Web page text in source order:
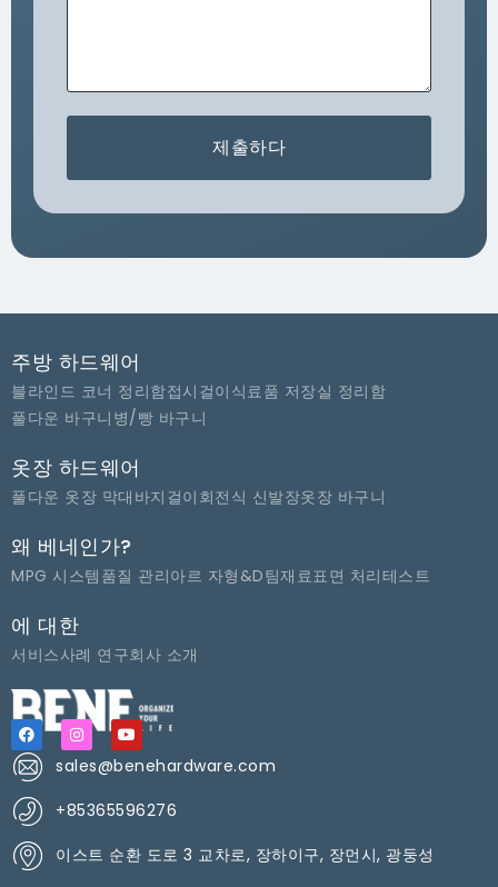
제출하다
주방 하드웨어
블라인드 코너 정리함접시걸이 식료품 저장실 정리함
풀다운 바구니 병/빵 바구니
옷장 하드웨어
풀다운 옷장 막대 바지걸이 회전식 신발장옷장 바구니
왜 베네인가?
MPG 시스템 품질 관리아르 자형&D팀재료표면 처리테스트
에 대한
서비스사례 연구회사 소개
sales@benehardware.com
+85365596276
이스트 순환 도로 3 교차로, 장하이구, 장먼시, 광둥성